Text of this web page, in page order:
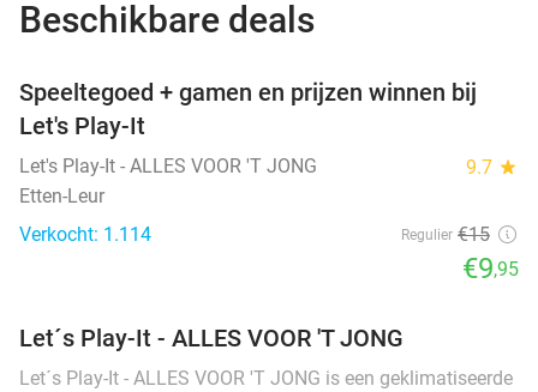
Beschikbare deals
Speeltegoed + gamen en prijzen winnen bij
Let's Play-It
Let's Play-It - ALLES VOOR 'T JONG 9.7 star
Etten-Leur
Verkocht: 1.114
Regulier €15
€9,95
Let´s Play-It - ALLES VOOR 'T JONG
Let´s Play-It - ALLES VOOR 'T JONG is een geklimatiseerde